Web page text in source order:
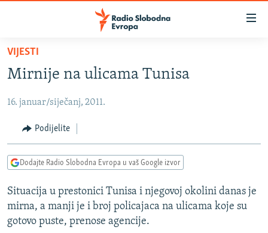
Pređite
glavni
Pređite
Pređite
pretragu
BOSNA I HERCEGOVINA
SRBIJA
KOSOVO
VIZUELNO
VIDEO
FOTOGALERIJE
PODCASTI
RAT U UKRAJINI
VIJESTI
Mirnije na ulicama Tunisa
16. januar/siječanj, 2011.
Podijelite
Dodajte Radio Slobodna Evropa u vaš Google izvor
Situacija u prestonici Tunisa i njegovoj okolini danas je
mirna, a manji je i broj policajaca na ulicama koje su
gotovo puste, prenose agencije.